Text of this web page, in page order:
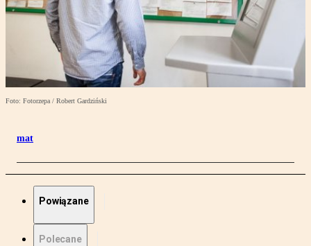
Foto: Fotorzepa / Robert Gardziński
mat
Powiązane
Polecane